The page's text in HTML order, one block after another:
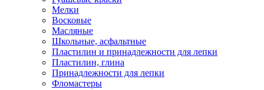
Мелки
Восковые
Масляные
Школьные, асфальтные
Пластилин и принадлежности для лепки
Пластилин, глина
Принадлежности для лепки
Фломастеры